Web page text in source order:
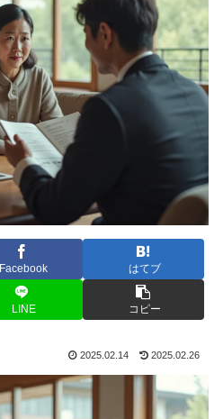
Facebook はてブ
LINE コピー
2025.02.14 2025.02.26